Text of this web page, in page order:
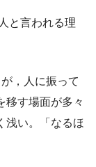
と言われる理
，人に振って
移す場面が多々
浅い。「なるほ